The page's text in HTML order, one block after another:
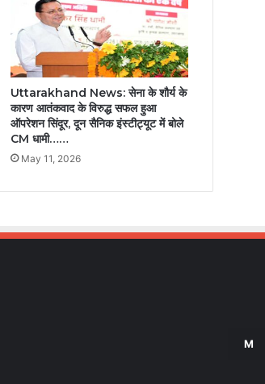
Uttarakhand News: सेना के शौर्य के
कारण आतंकवाद के विरुद्ध सफल हुआ
ऑपरेशन सिंदूर, दून सैनिक इंस्टीट्यूट में बोले
CM धामी……
May 11, 2026
M